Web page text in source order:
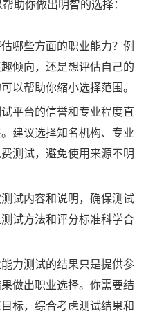
助你做出明智的选择：
哪些方面的职业能力？例
倾向，还是想评估自己的
以帮助你缩小选择范围。
试平台的信誉和专业程度直
建议选择知名机构、专业
测试，避免使用来源不明
试内容和说明，确保测试
试方法和评分标准科学合
力测试的结果只是提供参
做出职业选择。你需要结
标，综合考虑测试结果和